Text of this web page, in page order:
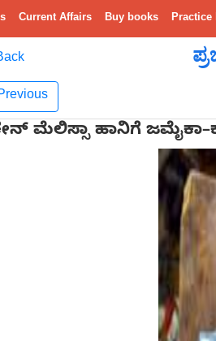
Current Affairs Buy books Practice
ಮೆಲಿಸ್ಸಾ ಹಾನಿಗೆ